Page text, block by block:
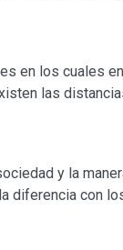
en los cuales
las
y la
diferencia con